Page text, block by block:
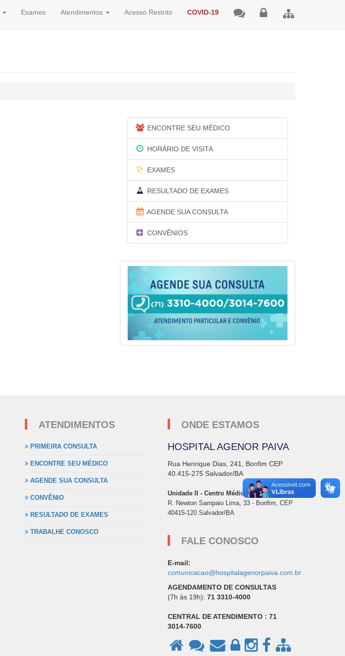
Exames Atendimentos Acesso Restrito COVID-19
ENCONTRE SEU MÉDICO
HORÁRIO DE VISITA
EXAMES
RESULTADO DE EXAMES
AGENDE SUA CONSULTA
CONVÊNIOS
ATENDIMENTOS
PRIMEIRA CONSULTA
ENCONTRE SEU MÉDICO
AGENDE SUA CONSULTA
CONVÊNIO
RESULTADO DE EXAMES
TRABALHE CONOSCO
ONDE ESTAMOS
HOSPITAL AGENOR PAIVA
Rua Henrique Dias, 241, Bonfim CEP
40.415-275 Salvador/BA
Unidade II - Centro Médico
R. Newton Sampaio Lima, 33 - Bonfim, CEP
40415-120 Salvador/BA
FALE CONOSCO
E-mail:
comunicacao@hospitalagenorpaiva.com.br
AGENDAMENTO DE CONSULTAS
(7h às 19h): 71 3310-4000
CENTRAL DE ATENDIMENTO : 71
3014-7600